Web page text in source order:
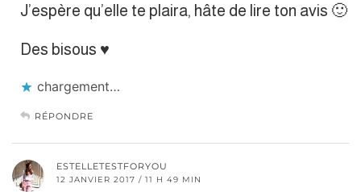
J’espère qu’elle te plaira, hâte de lire ton avis 🙂
Des bisous ♥︎
chargement…
RÉPONDRE
ESTELLETESTFORYOU
12 JANVIER 2017 / 11 H 49 MIN